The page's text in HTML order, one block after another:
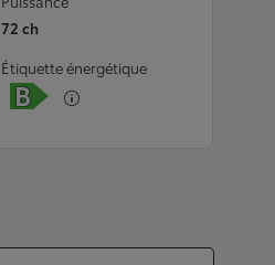
72 ch
Étiquette énergétique